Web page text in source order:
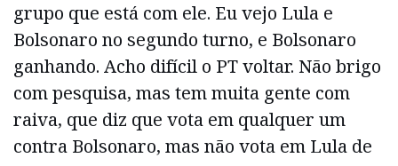
grupo que está com ele. Eu vejo Lula e
Bolsonaro no segundo turno, e Bolsonaro
ganhando. Acho difícil o PT voltar. Não brigo
com pesquisa, mas tem muita gente com
raiva, que diz que vota em qualquer um
contra Bolsonaro, mas não vota em Lula de